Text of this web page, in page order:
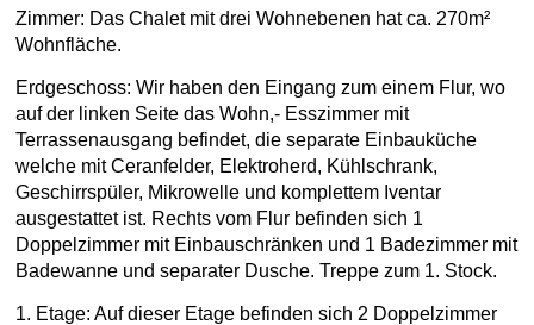
Zimmer: Das Chalet mit drei Wohnebenen hat ca. 270m²
Wohnfläche.
Erdgeschoss: Wir haben den Eingang zum einem Flur, wo
auf der linken Seite das Wohn,- Esszimmer mit
Terrassenausgang befindet, die separate Einbauküche
welche mit Ceranfelder, Elektroherd, Kühlschrank,
Geschirrspüler, Mikrowelle und komplettem Iventar
ausgestattet ist. Rechts vom Flur befinden sich 1
Doppelzimmer mit Einbauschränken und 1 Badezimmer mit
Badewanne und separater Dusche. Treppe zum 1. Stock.
1. Etage: Auf dieser Etage befinden sich 2 Doppelzimmer